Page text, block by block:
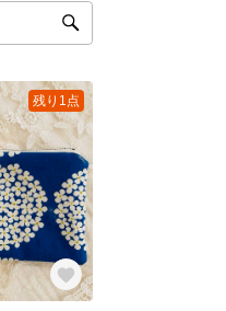
残り1点